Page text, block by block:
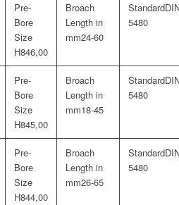
46,00
24-60
5480
45,00
18-45
5480
44,00
26-65
5480